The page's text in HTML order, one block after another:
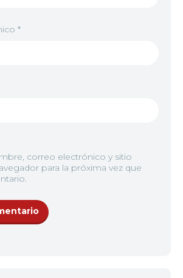
*
correo electrónico y sitio
para la próxima vez que